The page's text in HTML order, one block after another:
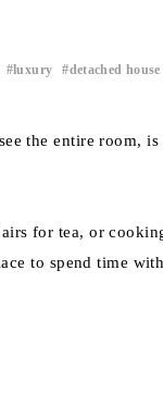
luxury ​ ​ detached house
the entire room, is
for tea, or
to spend time